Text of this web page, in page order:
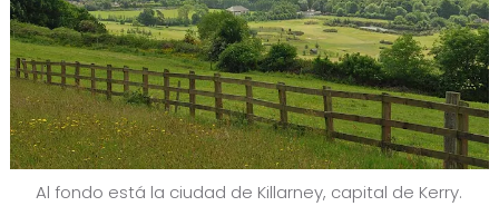
Al fondo está la ciudad de Killarney, capital de Kerry.